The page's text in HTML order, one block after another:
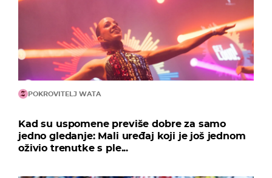
POKROVITELJ WATA
Kad su uspomene previše dobre za samo
jedno gledanje: Mali uređaj koji je još jednom
oživio trenutke s ple...